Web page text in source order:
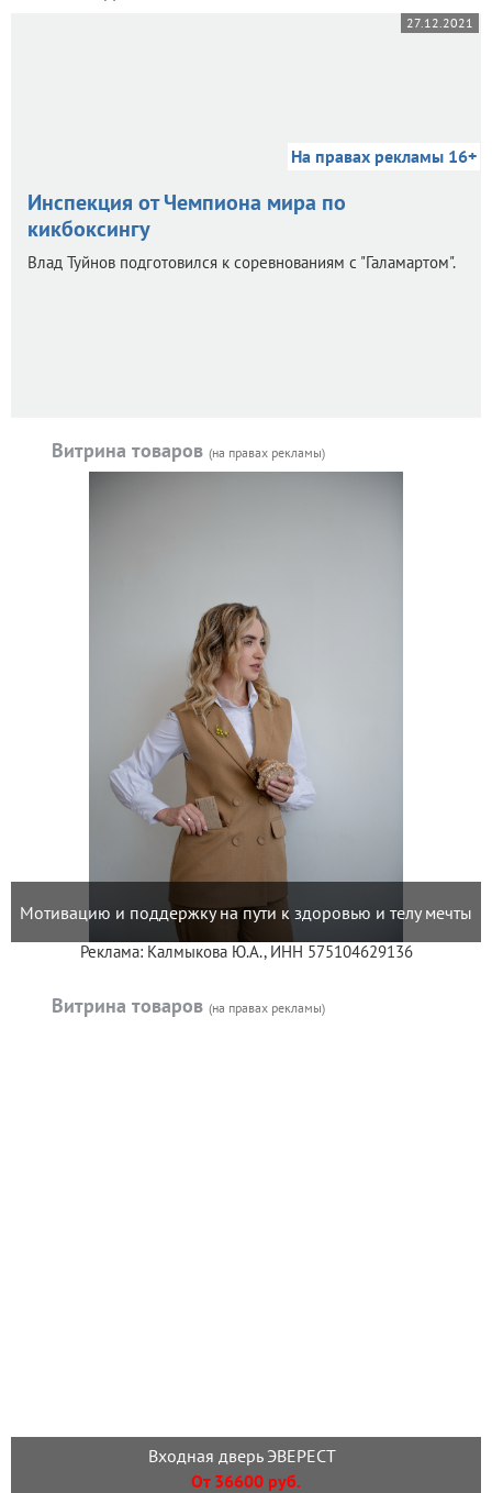
27.12.2021
На правах рекламы 16+
Инспекция от Чемпиона мира по
кикбоксингу
Влад Туйнов подготовился к соревнованиям с "Галамартом".
Витрина товаров (на правах рекламы)
Мотивацию и поддержку на пути к здоровью и телу мечты
Реклама: Калмыкова Ю.А., ИНН 575104629136
Витрина товаров (на правах рекламы)
Входная дверь ЭВЕРЕСТ
От 36600 руб.